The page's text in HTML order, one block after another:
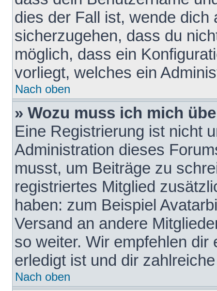
dies der Fall ist, wende dich
sicherzugehen, dass du
möglich, dass ein
vorliegt, welches ein
Nach oben
» Wozu muss ich mich
Eine Registrierung ist nicht
Administration dieses
musst, um Beiträge zu
registriertes Mitglied
haben: zum Beispiel
Versand an andere
so weiter. Wir empfehlen
erledigt ist und dir
Nach oben